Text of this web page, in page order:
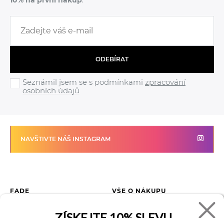
ODEBÍRAT
Seznámil jsem se s podmínkami zpracování
osobních údajů
NAVŠTIVTE NÁŠ INSTAGRAM
FADE
VŠE O NÁKUPU